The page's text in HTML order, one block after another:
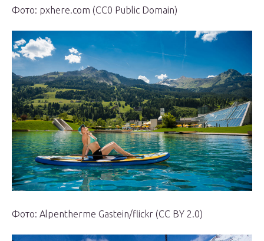
Фото: pxhere.com (CC0 Public Domain)
Фото: Alpentherme Gastein/flickr (CC BY 2.0)